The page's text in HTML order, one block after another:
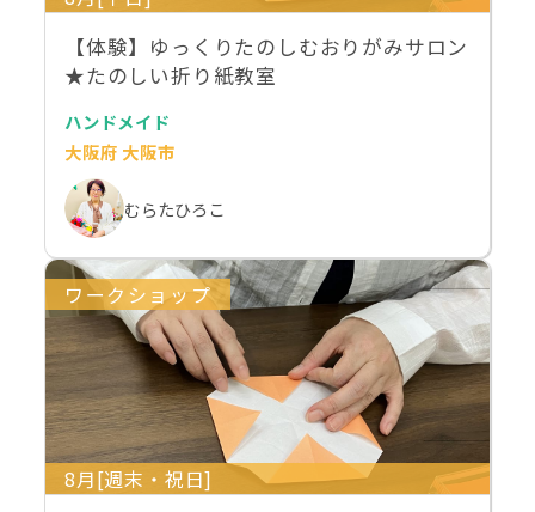
【体験】ゆっくりたのしむおりがみサロン
★たのしい折り紙教室
ハンドメイド
大阪府 大阪市
むらたひろこ
ワークショップ
8月[週末・祝日]